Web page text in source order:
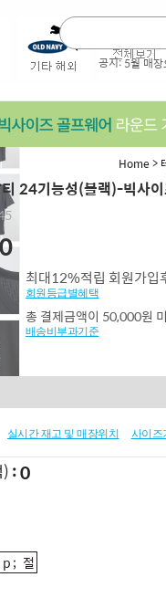
공지:5월 매장
Home>
티 24기능성(블랙)-빅사
최대12%적립 회원가입
회원등급별혜택
총 결제금액이 50,000원
배송비부과기준
실시간 재고 및 매장위치 사이즈
0
절